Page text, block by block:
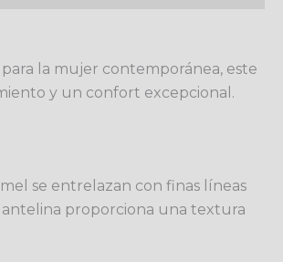
para la mujer contemporánea, este
y un confort excepcional.
se entrelazan con finas líneas
antelina proporciona una textura